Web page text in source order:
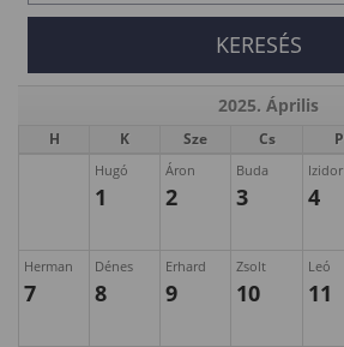
2025. Április
H K Sze Cs P
Hugó
1
Áron
2
Buda
3
Izidor
4
Herman
7
Dénes
8
Erhard
9
Zsolt
10
Leó
11